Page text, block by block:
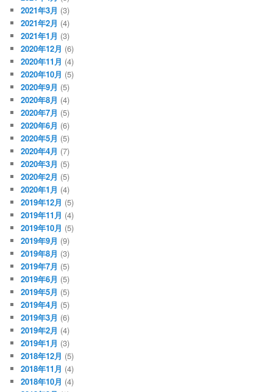
2021年3月 (3)
2021年2月 (4)
2021年1月 (3)
2020年12月 (6)
2020年11月 (4)
2020年10月 (5)
2020年9月 (5)
2020年8月 (4)
2020年7月 (5)
2020年6月 (6)
2020年5月 (5)
2020年4月 (7)
2020年3月 (5)
2020年2月 (5)
2020年1月 (4)
2019年12月 (5)
2019年11月 (4)
2019年10月 (5)
2019年9月 (9)
2019年8月 (3)
2019年7月 (5)
2019年6月 (5)
2019年5月 (5)
2019年4月 (5)
2019年3月 (6)
2019年2月 (4)
2019年1月 (3)
2018年12月 (5)
2018年11月 (4)
2018年10月 (4)